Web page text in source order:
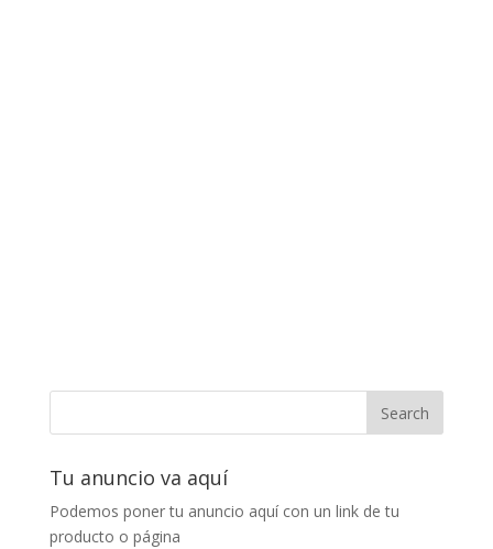
Tu anuncio va aquí
Podemos poner tu anuncio aquí con un link de tu
producto o página